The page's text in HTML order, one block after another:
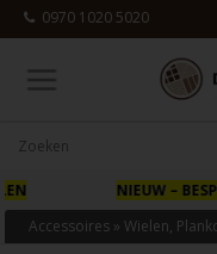
0970 1020 5020
– BESPAAR
Accessoires »Wielen,